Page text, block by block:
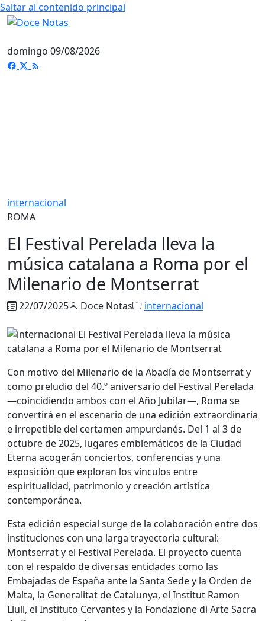
Saltar al contenido principal
domingo 09/08/2026
internacional
ROMA
El Festival Perelada lleva la
música catalana a Roma por el
Milenario de Montserrat
22/07/2025 Doce Notas internacional
Con motivo del Milenario de la Abadía de Montserrat y
como preludio del 40.º aniversario del Festival Perelada
—coincidiendo ambos con el Año Jubilar—, Roma se
convertirá en el escenario de una edición extraordinaria
e irrepetible del certamen ampurdanés. Del 1 al 3 de
octubre de 2025, lugares emblemáticos de la Ciudad
Eterna acogerán conciertos, conferencias y una
exposición que exploran los vínculos entre
espiritualidad, patrimonio y creación artística
contemporánea.
Esta edición especial surge de la colaboración entre dos
instituciones con una larga trayectoria cultural:
Montserrat y el Festival Perelada. El proyecto cuenta
con el respaldo de diversas entidades como las
Embajadas de España ante la Santa Sede y la Orden de
Malta, la Generalitat de Catalunya, el Institut Ramon
Llull, el Instituto Cervantes y la Fondazione di Arte Sacra